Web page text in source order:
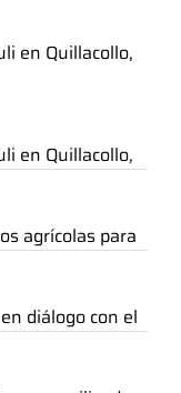
en Quillacollo,
en Quillacollo,
agrícolas para
diálogo con el